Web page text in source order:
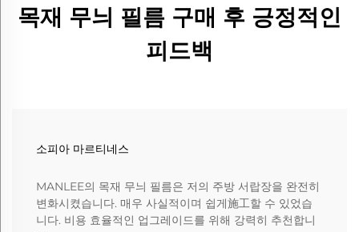
목재 무늬 필름 구매 후 긍정적인
피드백
소피아 마르티네스
MANLEE의 목재 무늬 필름은 저의 주방 서랍장을 완전히
변화시켰습니다. 매우 사실적이며 쉽게施工할 수 있었습
니다. 비용 효율적인 업그레이드를 위해 강력히 추천합니